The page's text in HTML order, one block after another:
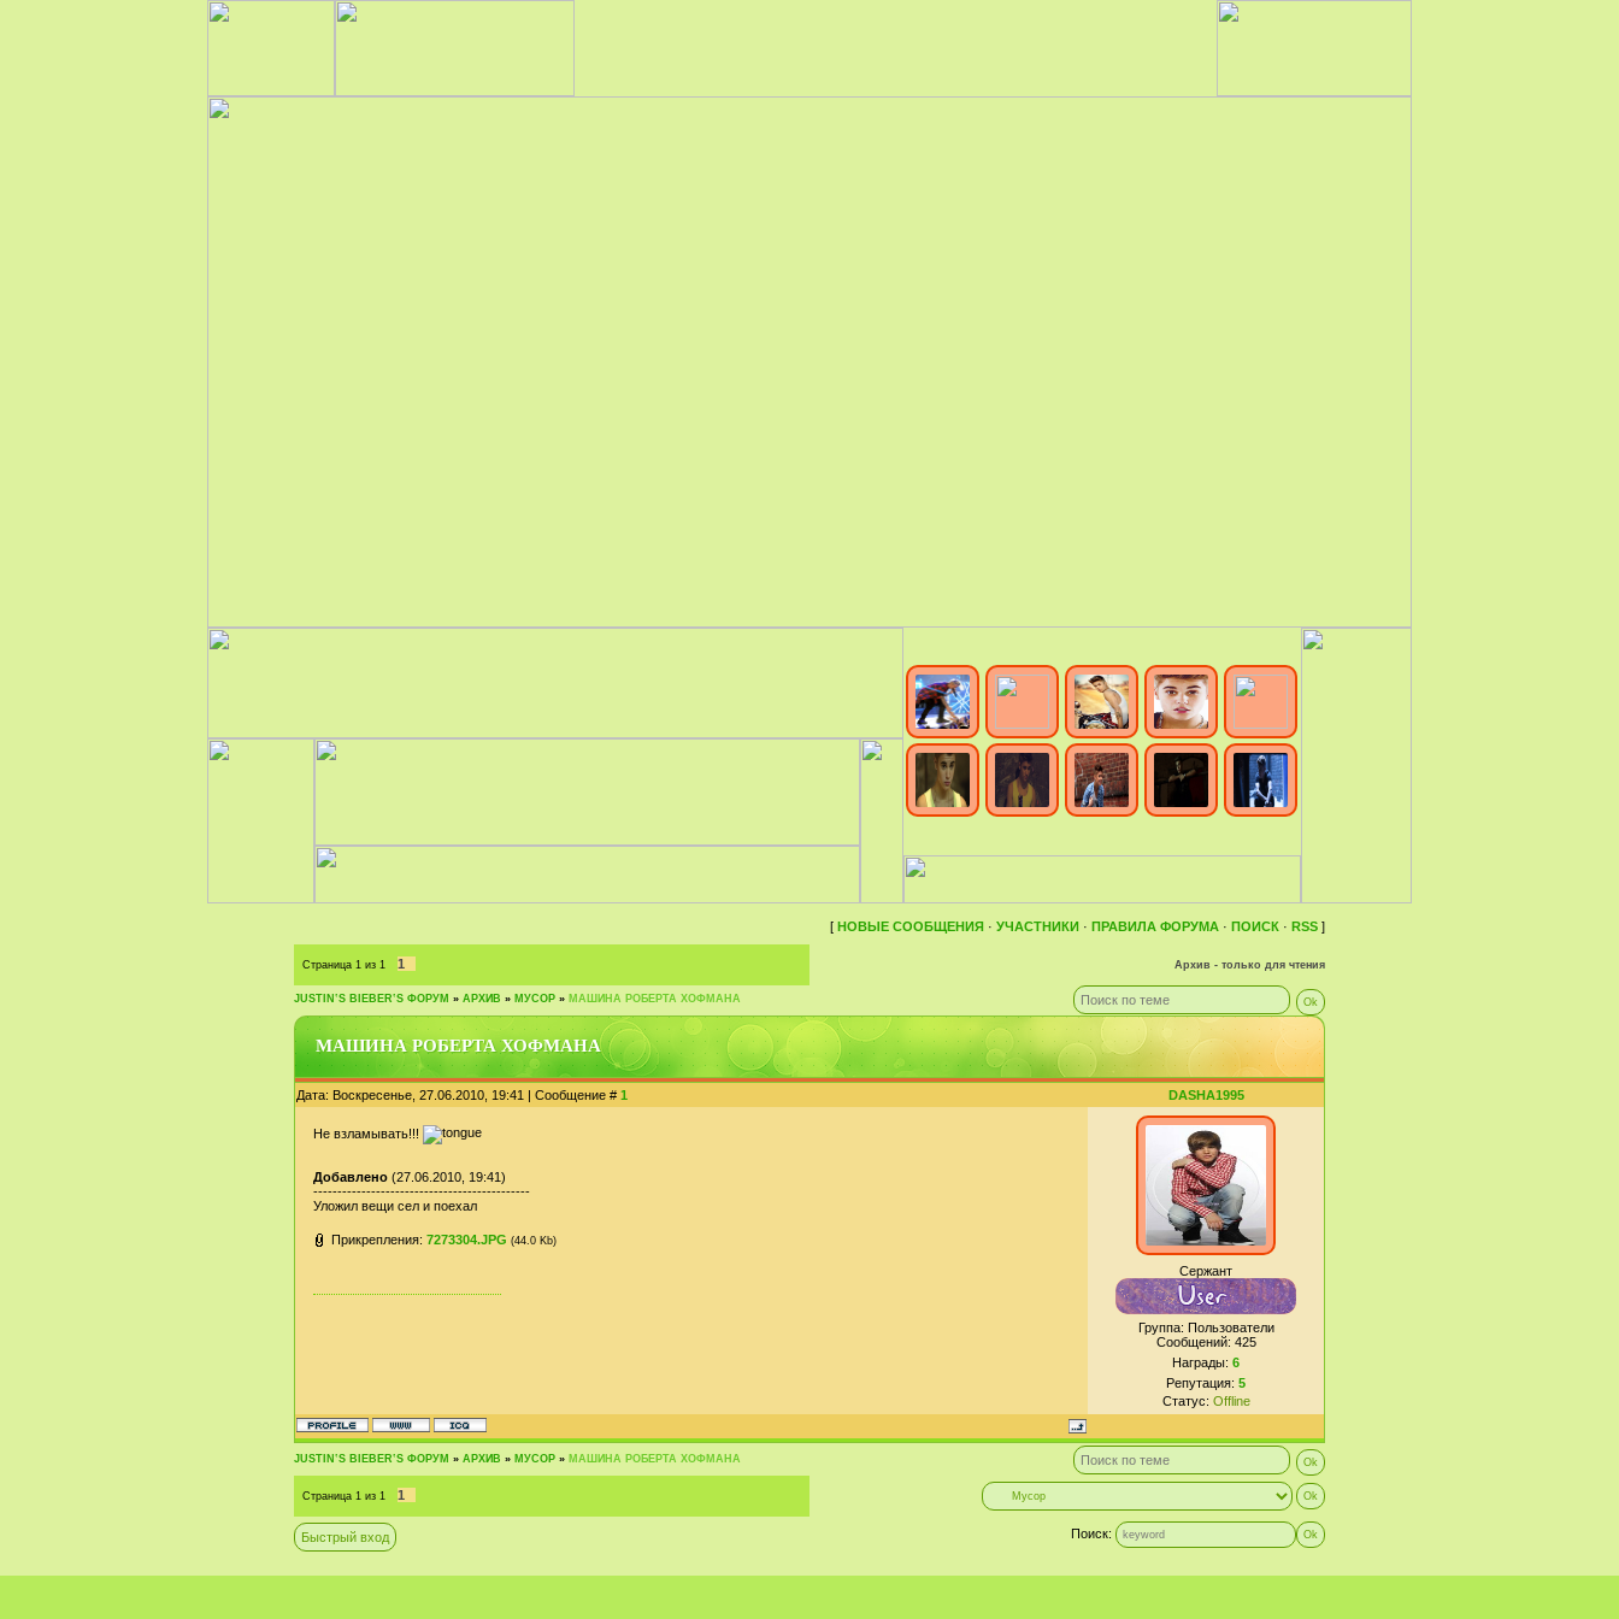
[ НОВЫЕ СООБЩЕНИЯ · УЧАСТНИКИ · ПРАВИЛА ФОРУМА · ПОИСК · RSS ]
Страница 1 из 1 1 Архив - только для чтения
JUSTIN‛S BIEBER‛S ФОРУМ » АРХИВ » МУСОР » МАШИНА РОБЕРТА ХОФМАНА
МАШИНА РОБЕРТА ХОФМАНА
Дата: Воскресенье, 27.06.2010, 19:41 | Сообщение # 1 DASHA1995
Не взламывать!!!
Добавлено (27.06.2010, 19:41)
---------------------------------------------
Уложил вещи сел и поехал
Прикрепления: 7273304.JPG (44.0 Kb)
Сержант
Группа: Пользователи
Сообщений: 425
Награды: 6
Репутация: 5
Статус: Offline
JUSTIN‛S BIEBER‛S ФОРУМ » АРХИВ » МУСОР » МАШИНА РОБЕРТА ХОФМАНА
Страница 1 из 1 1
Поиск: